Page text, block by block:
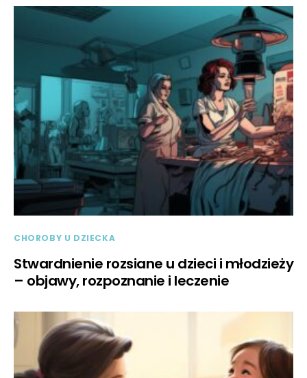
CHOROBY U DZIECKA
Stwardnienie rozsiane u dzieci i młodzieży
– objawy, rozpoznanie i leczenie